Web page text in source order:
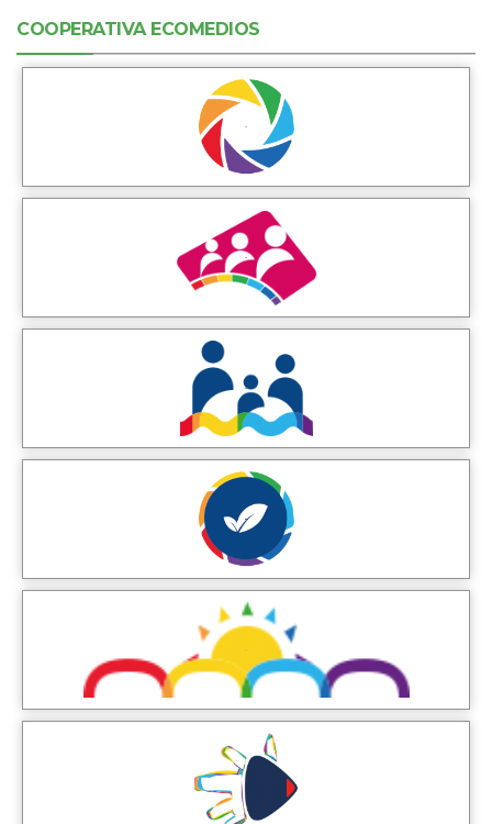
COOPERATIVA ECOMEDIOS